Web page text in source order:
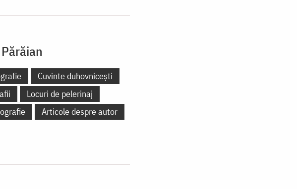
Cuvinte duhovnicești
Locuri de pelerinaj
Articole despre autor